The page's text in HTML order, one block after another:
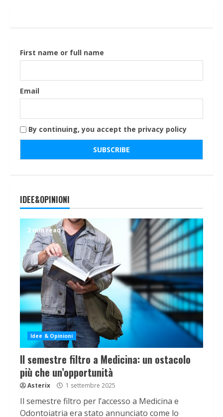
First name or full name
Email
By continuing, you accept the privacy policy
IDEE&OPINIONI
2 min read
Idee & Opinioni
Il semestre filtro a Medicina: un ostacolo
più che un’opportunità
Asterix 1 settembre 2025
Il semestre filtro per l’accesso a Medicina e
Odontoiatria era stato annunciato come lo